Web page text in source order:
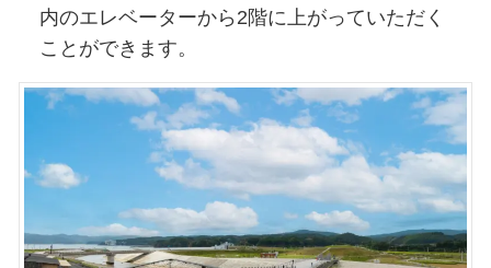
内のエレベーターから2階に上がっていただく
ことができます。